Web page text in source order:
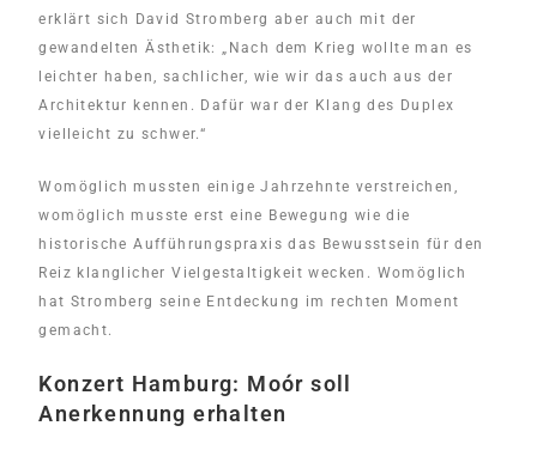
erklärt sich David Stromberg aber auch mit der
gewandelten Ästhetik: „Nach dem Krieg wollte man es
leichter haben, sachlicher, wie wir das auch aus der
Architektur kennen. Dafür war der Klang des Duplex
vielleicht zu schwer.“
Womöglich mussten einige Jahrzehnte verstreichen,
womöglich musste erst eine Bewegung wie die
historische Aufführungspraxis das Bewusstsein für den
Reiz klanglicher Vielgestaltigkeit wecken. Womöglich
hat Stromberg seine Entdeckung im rechten Moment
gemacht.
Konzert Hamburg: Moór soll
Anerkennung erhalten